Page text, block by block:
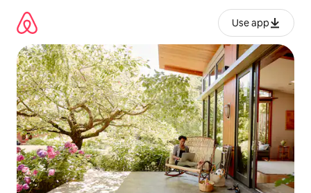
përmbajtja
Use app